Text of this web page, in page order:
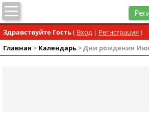
Здравствуйте Гость( Вход| Регистрация )
Главная > Календарь> Дни рождения